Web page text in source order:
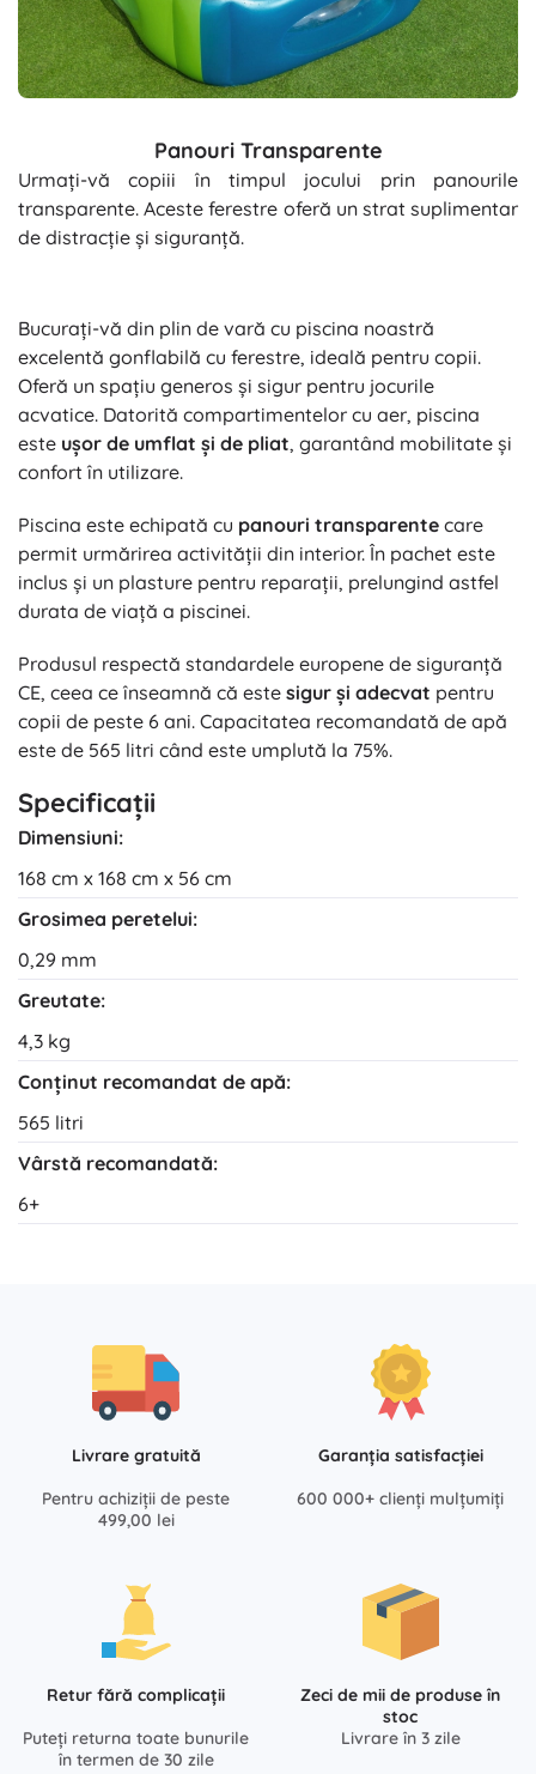
Panouri Transparente
Urmați-vă copiii în timpul jocului prin panourile
transparente. Aceste ferestre oferă un strat suplimentar
de distracție și siguranță.
Bucurați-vă din plin de vară cu piscina noastră
excelentă gonflabilă cu ferestre, ideală pentru copii.
Oferă un spațiu generos și sigur pentru jocurile
acvatice. Datorită compartimentelor cu aer, piscina
este ușor de umflat și de pliat, garantând mobilitate și
confort în utilizare.
Piscina este echipată cu panouri transparente care
permit urmărirea activității din interior. În pachet este
inclus și un plasture pentru reparații, prelungind astfel
durata de viață a piscinei.
Produsul respectă standardele europene de siguranță
CE, ceea ce înseamnă că este sigur și adecvat pentru
copii de peste 6 ani. Capacitatea recomandată de apă
este de 565 litri când este umplută la 75%.
Specificații
Dimensiuni:
168 cm x 168 cm x 56 cm
Grosimea peretelui:
0,29 mm
Greutate:
4,3 kg
Conținut recomandat de apă:
565 litri
Vârstă recomandată:
6+
Livrare gratuită
Pentru achiziții de peste
499,00 lei
Garanția satisfacției
600 000+ clienți mulțumiți
Retur fără complicații
Puteți returna toate bunurile
în termen de 30 zile
Zeci de mii de produse în
stoc
Livrare în 3 zile